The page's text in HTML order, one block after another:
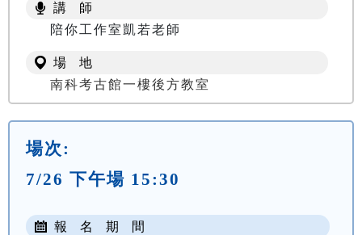
講 師
陪你工作室凱若老師
場 地
南科考古館一樓後方教室
場次:
7/26 下午場 15:30
報 名 期 間